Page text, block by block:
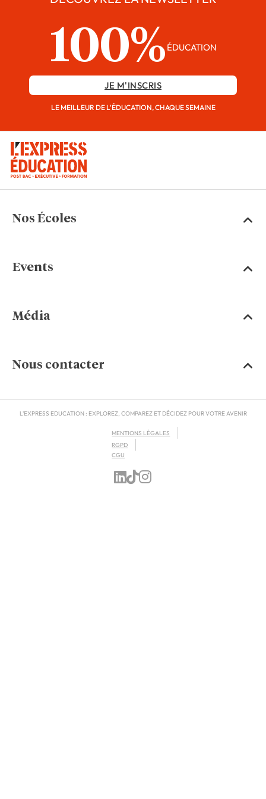
100% ÉDUCATION
JE M'INSCRIS
LE MEILLEUR DE L'ÉDUCATION, CHAQUE SEMAINE
Nos Écoles
Events
Média
Nous contacter
L'EXPRESS EDUCATION : EXPLOREZ, COMPAREZ ET DÉCIDEZ POUR VOTRE AVENIR
MENTIONS LÉGALES
RGPD
CGU